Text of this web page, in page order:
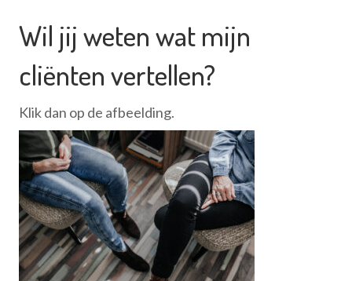
Wil jij weten wat mijn
cliënten vertellen?
Klik dan op de afbeelding.